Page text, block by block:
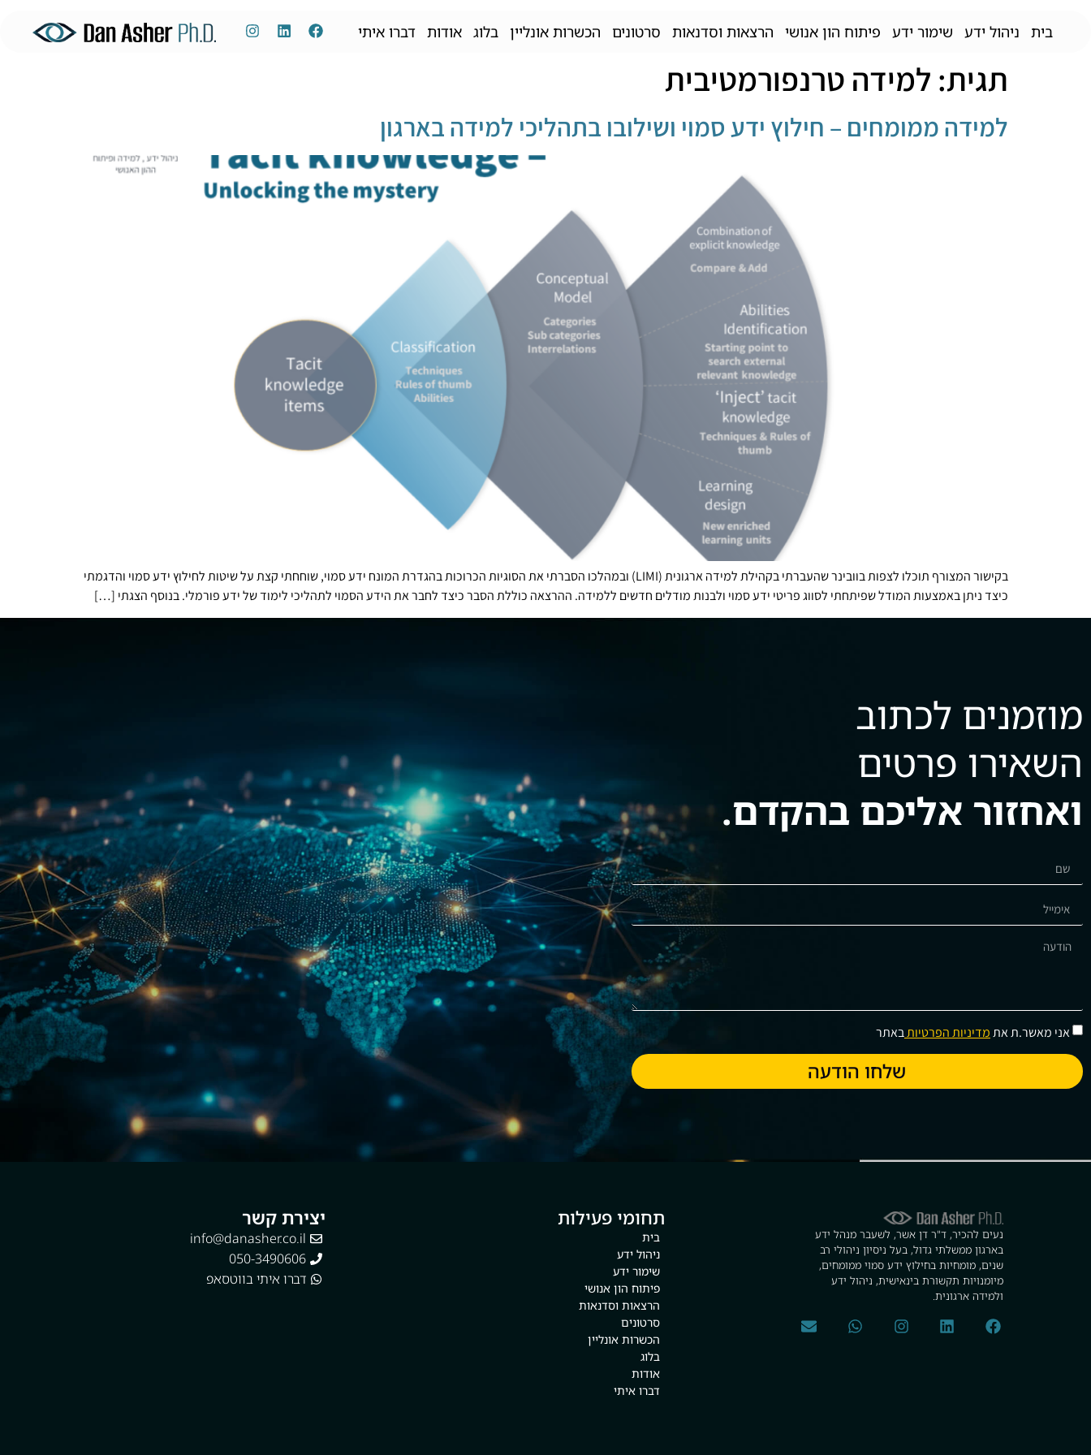
בית ניהול ידע שימור ידע פיתוח הון אנושי הרצאות וסדנאות סרטונים הכשרות אונליין בלוג אודות דברו איתי
תגית: למידה טרנפורמטיבית
למידה ממומחים – חילוץ ידע סמוי ושילובו בתהליכי למידה בארגון
בקישור המצורף תוכלו לצפות בוובינר שהעברתי בקהילת למידה ארגונית (LIMI) ובמהלכו הסברתי את הסוגיות הכרוכות בהגדרת המונח ידע סמוי, שוחחתי קצת על שיטות לחילוץ ידע סמוי והדגמתי
כיצד ניתן באמצעות המודל שפיתחתי לסווג פריטי ידע סמוי ולבנות מודלים חדשים ללמידה. ההרצאה כוללת הסבר כיצד לחבר את הידע הסמוי לתהליכי לימוד של ידע פורמלי. בנוסף הצגתי […]
אני מאשר.ת אתמדיניות הפרטיותבאתר
שלחו הודעה
מוזמנים לכתוב
השאירו פרטים
ואחזור אליכם בהקדם.
נעים להכיר, ד"ר דן אשר, לשעבר מנהל ידע
בארגון ממשלתי גדול, בעל ניסיון ניהולי רב
שנים, מומחיות בחילוץ ידע סמוי ממומחים,
מיומנויות תקשורת בינאישית, ניהול ידע
ולמידה ארגונית.
תחומי פעילות
בית
ניהול ידע
שימור ידע
פיתוח הון אנושי
הרצאות וסדנאות
סרטונים
הכשרות אונליין
בלוג
אודות
דברו איתי
יצירת קשר
info@danasher.co.il
050-3490606
דברו איתי בווטסאפ